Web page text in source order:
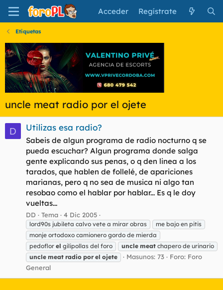
Acceder Regístrate
Etiquetas
uncle meat radio por el ojete
D Utilizas esa radio?
Sabeis de algun programa de radio nocturno q se
pueda escuchar? Algun programa donde salga
gente explicando sus penas, o q den linea a los
tarados, que hablen de follelé, de apariciones
marianas, pero q no sea de musica ni algo tan
resobao como el hablar por hablar... Es q le doy
vueltas...
DD Tema 4 Dic 2005
lord90s jubileta calvo vete a mirar obras
me bajo en pitis
monje ortodoxo camionero gordo de mierda
pedoflor el gilipollas del foro uncle meat chapero de urinario
uncle meat radio por el ojete Masunos: 73 Foro: Foro
General